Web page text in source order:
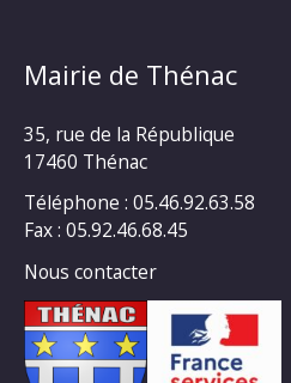
Mairie de Thénac
35, rue de la République
17460 Thénac
Téléphone : 05.46.92.63.58
Fax : 05.92.46.68.45
Nous contacter